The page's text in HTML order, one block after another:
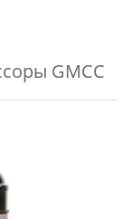
GMCC